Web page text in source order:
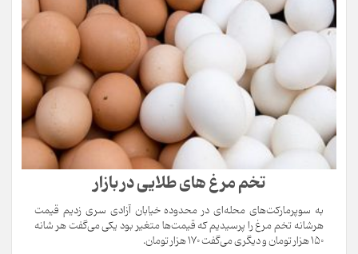
تخم مرغ های طلایی در بازار
به سوپرمارکت‌های محله‌ای در محدوده خیابان آزادی سری زدیم قیمت
هرشانه تخم مرغ را پرسیدیم که قیمت‌ها متغیر بود یکی می‌گفت هر شانه
۱۵۰ هزار تومان و دیگری می‌گفت ۱۷۰ هزار تومان.